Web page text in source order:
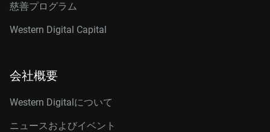
慈善プログラム
Western Digital Capital
会社概要
Western Digitalについて
ニュースおよびイベント